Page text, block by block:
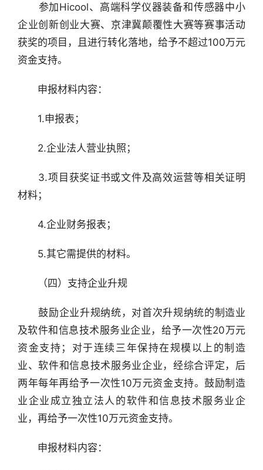
参加Hicool、高端科学仪器装备和传感器中小
企业创新创业大赛、京津冀颠覆性大赛等赛事活动
获奖的项目，且进行转化落地，给予不超过100万元
资金支持。
申报材料内容：
1.申报表；
2.企业法人营业执照；
3.项目获奖证书或文件及高效运营等相关证明
材料；
4.企业财务报表；
5.其它需提供的材料。
（四）支持企业升规
鼓励企业升规纳统，对首次升规纳统的制造业
及软件和信息技术服务业企业，给予一次性20万元
资金支持；对于连续三年保持在规模以上的制造
业、软件和信息技术服务业企业，经综合评定，后
两年每年再给予一次性10万元资金支持。鼓励制造
业企业成立独立法人的软件和信息技术服务业企
业，再给予一次性10万元资金支持。
申报材料内容：